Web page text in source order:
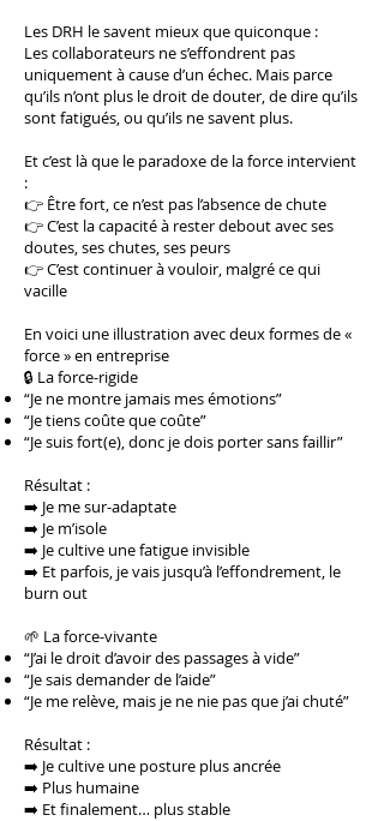
Les DRH le savent mieux que quiconque :
Les collaborateurs ne s’effondrent pas
uniquement à cause d’un échec. Mais parce
qu’ils n’ont plus le droit de douter, de dire qu’ils
sont fatigués, ou qu’ils ne savent plus.
Et c’est là que le paradoxe de la force intervient
:
👉 Être fort, ce n’est pas l’absence de chute
👉 C’est la capacité à rester debout avec ses
doutes, ses chutes, ses peurs
👉 C’est continuer à vouloir, malgré ce qui
vacille
En voici une illustration avec deux formes de «
force » en entreprise
🔒 La force-rigide
“Je ne montre jamais mes émotions”
“Je tiens coûte que coûte”
“Je suis fort(e), donc je dois porter sans faillir”
Résultat :
➡️ Je me sur-adaptate
➡️ Je m’isole
➡️ Je cultive une fatigue invisible
➡️ Et parfois, je vais jusqu’à l’effondrement, le
burn out
🌱 La force-vivante
“J’ai le droit d’avoir des passages à vide”
“Je sais demander de l’aide”
“Je me relève, mais je ne nie pas que j’ai chuté”
Résultat :
➡️ Je cultive une posture plus ancrée
➡️ Plus humaine
➡️ Et finalement… plus stable